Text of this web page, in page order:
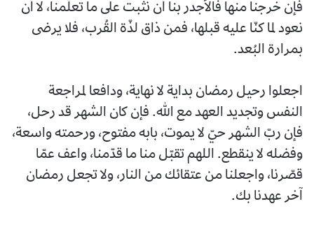
فإن خرجنا منها فالأجدر بنا أن نثبت على ما تعلَّمنا، لا أن
نعود لما كنّا عليه قبلها، فمن ذاق لذّة القُرب، فلا يرضى
بمرارة البُعد.
اجعلوا رحيل رمضان بداية لا نهاية، ودافعا لمراجعة
النفس وتجديد العهد مع الله. فإن كان الشهر قد رحل،
فإن ربّ الشهر حيّ لا يموت، بابه مفتوح، ورحمته واسعة،
وفضله لا ينقطع. اللهم تقبّل منا ما قدّمنا، واعف عمّا
قصّرنا، واجعلنا من عتقائك من النار، ولا تجعل رمضان
آخر عهدنا بك.